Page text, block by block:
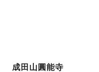
成田山圓能寺